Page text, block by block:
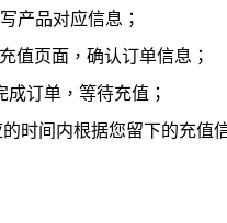
产品对应信息；
值页面，确认订单信息；
订单，等待充值；
时间内根据您留下的充值